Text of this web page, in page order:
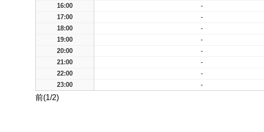
16:00
-
17:00
-
18:00
-
19:00
-
20:00
-
21:00
-
22:00
-
23:00
-
前(1/2)